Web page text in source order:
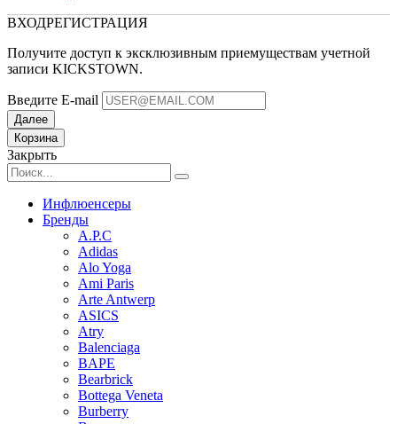
ВХОДРЕГИСТРАЦИЯ
Получите доступ к эксклюзивным приемуществам учетной
записи KICKSTOWN.
Введите E-mail
Далее
Корзина
Закрыть
Инфлюенсеры
Бренды
A.P.C
Adidas
Alo Yoga
Ami Paris
Arte Antwerp
ASICS
Atry
Balenciaga
BAPE
Bearbrick
Bottega Veneta
Burberry